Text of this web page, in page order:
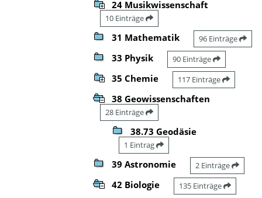
24 Musikwissenschaft
10 Einträge
31 Mathematik 96 Einträge
33 Physik 90 Einträge
35 Chemie 117 Einträge
38 Geowissenschaften
28 Einträge
38.73 Geodäsie
1 Eintrag
39 Astronomie 2 Einträge
42 Biologie 135 Einträge